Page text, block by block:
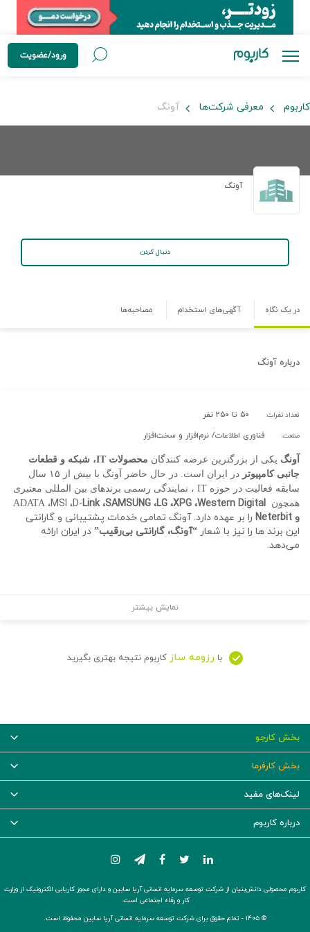
ورود/عضویت
کاربوم معرفی شرکت‌ها آونگ
آونگ
دنبال کردن
در یک نگاه آگهی‌های استخدام مصاحبه‌ها
درباره آونگ
تعداد نفرات: ۵۰ تا ۲۵۰ نفر
صنعت: فناوری اطلاعات/ نرم‌افزار و سخت‌افزار
آونگ یکی از بزرگترین عرضه کنندگان
محصولات IT، شبکه و قطعات
جانبی کامپیوتر
در ایران است. در حال حاضر آونگ با بیش از ۱۵ سال
سابقه فعالیت در حوزه IT ، نمایندگی رسمی برندهای بین المللی معتبری
همچون ADATA
،MSI ،D-Link ،SAMSUNG ،LG ،XPG ،Western Digital
و Neterbit
را بر عهده دارد. آونگ تمامی خدمات پشتیبانی و گارانتی
این برند ها را نیز با شعار “آونگ، گارانتی بی‌رقیب” در ایران ارائه
می‌دهد.
نمایش بیشتر
با رزومه ساز کاربوم نتیجه بهتری بگیرید
بخش کارجو
بخش کارفرما
لینک‌های مفید
درباره کاربوم
کاربوم محصولی دانش‌بنیان از شرکت توسعه سرمایه انسانی آریا سابین و دارای مجوز کاریابی الکترونیک از وزارت
کار و رفاه اجتماعی است.
© ۱۴۰۵ -
تمام حقوق برای شرکت توسعه سرمایه انسانی آریا سابین محفوظ است.